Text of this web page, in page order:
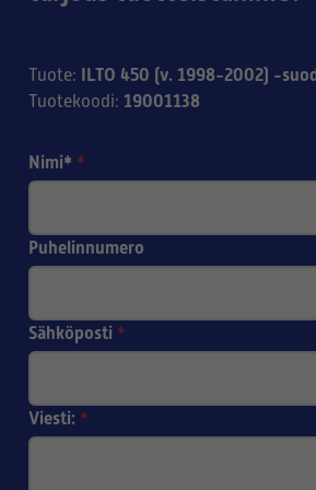
Tuote: ILTO 450 (v. 1998-2002) -
Tuotekoodi: 19001138
Nimi* *
Puhelinnumero
Sähköposti *
Viesti: *